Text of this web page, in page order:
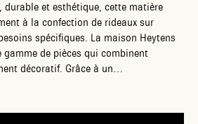
et esthétique, cette matière
à la confection de rideaux sur
spécifiques. La maison Heytens
gamme de pièces qui combinent
décoratif. Grâce à un
chaque projet bénéficie d’un rendu